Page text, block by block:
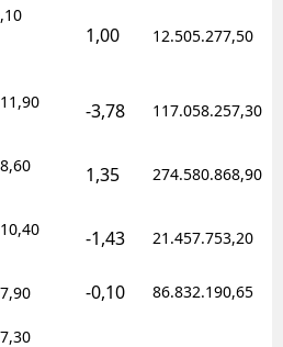
Osmaniye
1,00 12.505.277,50
-3,78 117.058.257,30
1,35 274.580.868,90
-1,43 21.457.753,20
-0,10 86.832.190,65